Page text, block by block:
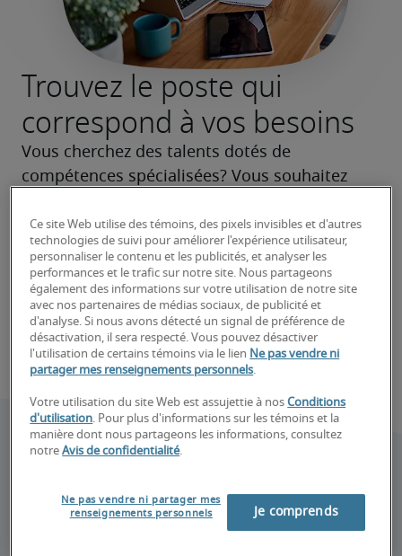
Trouvez le poste qui
correspond à vos besoins
Vous cherchez des talents dotés de
compétences spécialisées? Vous souhaitez
à identifer les bons postes et à réussir votre
recherche.
Trouvez votre prochaine embauche
Trouvez votre prochain emploi
Ce site Web utilise des témoins, des pixels invisibles et d'autres
technologies de suivi pour améliorer l'expérience utilisateur,
personnaliser le contenu et les publicités, et analyser les
performances et le trafic sur notre site. Nous partageons
également des informations sur votre utilisation de notre site
avec nos partenaires de médias sociaux, de publicité et
d'analyse. Si nous avons détecté un signal de préférence de
désactivation, il sera respecté. Vous pouvez désactiver
l'utilisation de certains témoins via le lien Ne pas vendre ni
partager mes renseignements personnels.
Votre utilisation du site Web est assujettie à nosConditions
d'utilisation. Pour plus d'informations sur les témoins et la
manière dont nous partageons les informations, consultez
notreAvis de confidentialité.
Ne pas vendre ni partager mes
renseignements personnels
Je comprends